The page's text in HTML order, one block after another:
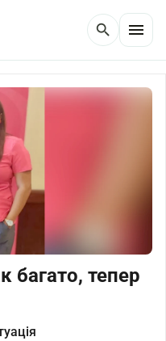
search menu
багато, тепер